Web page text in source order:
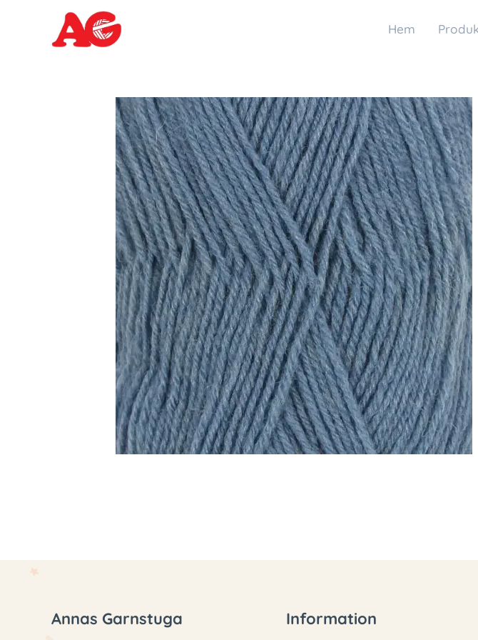
Hem
Annas Garnstuga Information